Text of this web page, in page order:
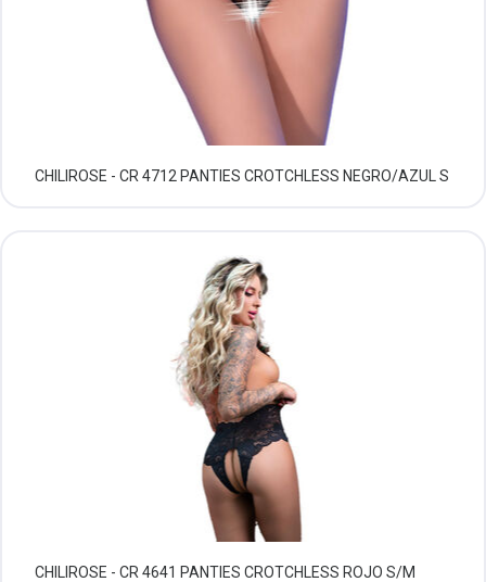
CHILIROSE - CR 4712 PANTIES CROTCHLESS NEGRO/AZUL S
CHILIROSE - CR 4641 PANTIES CROTCHLESS ROJO S/M